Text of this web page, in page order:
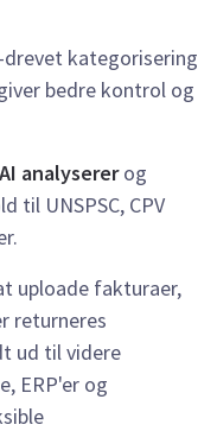
drevet kategorisering
bedre kontrol og
analysererog
til UNSPSC, CPV
uploade fakturaer,
returneres
ud til videre
ERP'er og